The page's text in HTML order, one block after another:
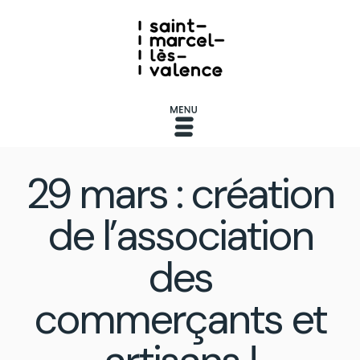
29 mars : création
de l’association
des
commerçants et